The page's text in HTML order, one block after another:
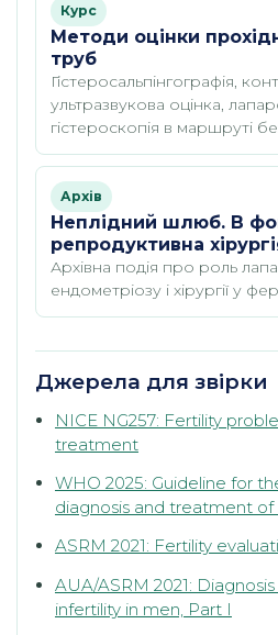
Курс
Методи оцінки
труб
Гістеросальпінгографія,
ультразвукова оцінка,
гістероскопія в маршруті
Архів
Неплідний шлюб. В
репродуктивна
Архівна подія про роль
ендометріозу і хірургії у
Джерела для звірки
NICE NG257: Fertility
treatment
WHO 2025: Guideline for
diagnosis and treatment of
ASRM 2021: Fertility
AUA/ASRM 2021:
infertility in men, Part I